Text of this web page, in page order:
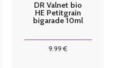
DR Valnet bio
HE Petitgrain
bigarade 10ml
9.99 €